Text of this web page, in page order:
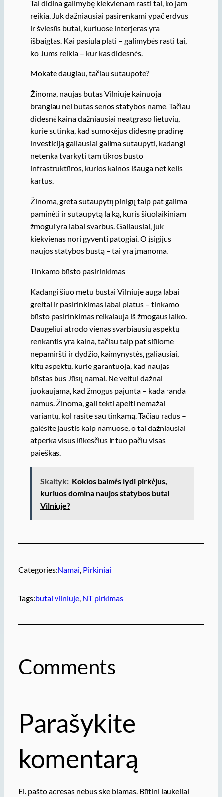
Tai didina galimybę kiekvienam rasti tai, ko jam
reikia. Juk dažniausiai pasirenkami ypač erdvūs
ir šviesūs butai, kuriuose interjeras yra
išbaigtas. Kai pasiūla plati – galimybės rasti tai,
ko Jums reikia – kur kas didesnės.
Mokate daugiau, tačiau sutaupote?
Žinoma, naujas butas Vilniuje kainuoja
brangiau nei butas senos statybos name. Tačiau
didesnė kaina dažniausiai neatgraso lietuvių,
kurie sutinka, kad sumokėjus didesnę pradinę
investiciją galiausiai galima sutaupyti, kadangi
netenka tvarkyti tam tikros būsto
infrastruktūros, kurios kainos išauga net kelis
kartus.
Žinoma, greta sutaupytų pinigų taip pat galima
paminėti ir sutaupytą laiką, kuris šiuolaikiniam
žmogui yra labai svarbus. Galiausiai, juk
kiekvienas nori gyventi patogiai. O įsigijus
naujos statybos būstą – tai yra įmanoma.
Tinkamo būsto pasirinkimas
Kadangi šiuo metu būstai Vilniuje auga labai
greitai ir pasirinkimas labai platus – tinkamo
būsto pasirinkimas reikalauja iš žmogaus laiko.
Daugeliui atrodo vienas svarbiausių aspektų
renkantis yra kaina, tačiau taip pat siūlome
nepamiršti ir dydžio, kaimynystės, galiausiai,
kitų aspektų, kurie garantuoja, kad naujas
būstas bus Jūsų namai. Ne veltui dažnai
juokaujama, kad žmogus pajunta – kada randa
namus. Žinoma, gali tekti apeiti nemažai
variantų, kol rasite sau tinkamą. Tačiau radus –
galėsite jaustis kaip namuose, o tai dažniausiai
atperka visus lūkesčius ir tuo pačiu visas
paieškas.
Skaityk: Kokios baimės lydi pirkėjus,
kuriuos domina naujos statybos butai
Vilniuje?
Categories:Namai, Pirkiniai
Tags:butai vilniuje, NT pirkimas
Comments
Parašykite
komentarą
El. pašto adresas nebus skelbiamas. Būtini laukeliai